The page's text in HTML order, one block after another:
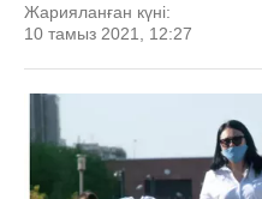
Жарияланған күні:
10 тамыз 2021, 12:27